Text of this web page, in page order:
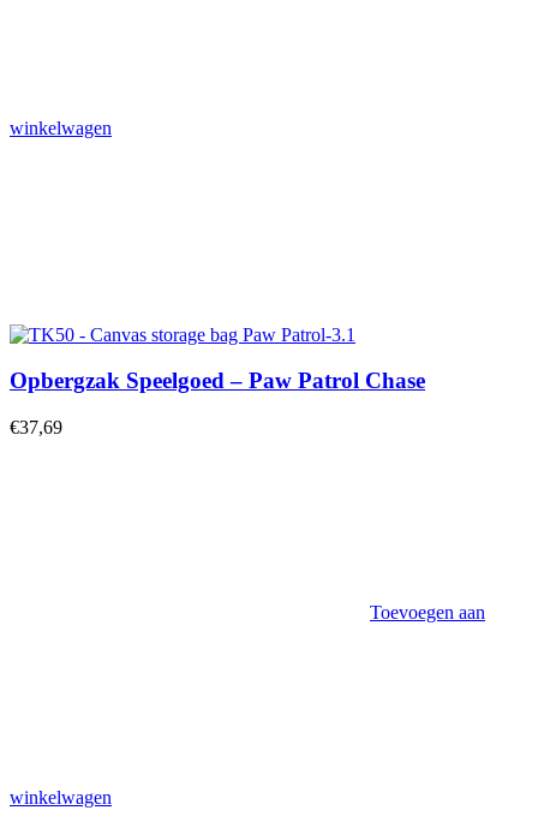
winkelwagen
Opbergzak Speelgoed – Paw Patrol Chase
€37,69
Toevoegen aan
winkelwagen